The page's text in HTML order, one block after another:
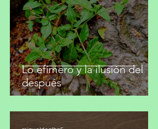
Lo efímero y la ilusión del
después